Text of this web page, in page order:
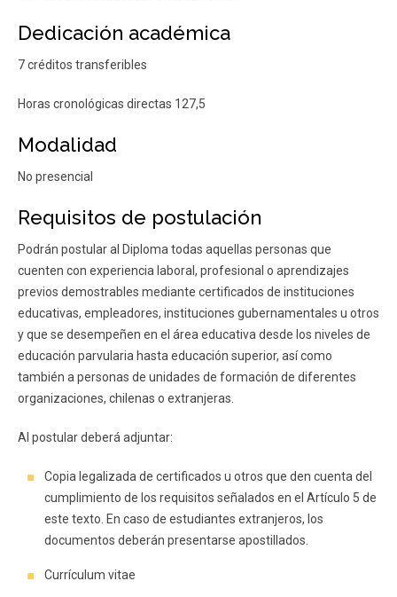
Dedicación académica
7 créditos transferibles
Horas cronológicas directas 127,5
Modalidad
No presencial
Requisitos de postulación
Podrán postular al Diploma todas aquellas personas que
cuenten con experiencia laboral, profesional o aprendizajes
previos demostrables mediante certificados de instituciones
educativas, empleadores, instituciones gubernamentales u otros
y que se desempeñen en el área educativa desde los niveles de
educación parvularia hasta educación superior, así como
también a personas de unidades de formación de diferentes
organizaciones, chilenas o extranjeras.
Al postular deberá adjuntar:
Copia legalizada de certificados u otros que den cuenta del
cumplimiento de los requisitos señalados en el Artículo 5 de
este texto. En caso de estudiantes extranjeros, los
documentos deberán presentarse apostillados.
Currículum vitae